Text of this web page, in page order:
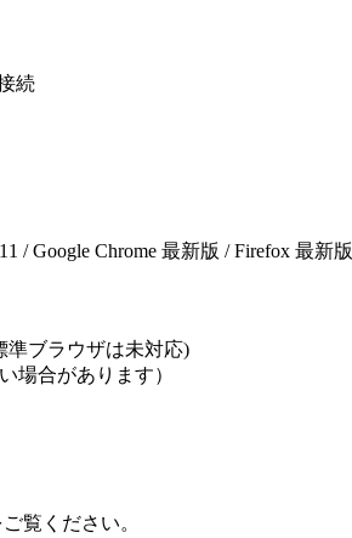
続
/ Google Chrome 最新版 / Firefox 最新版
準ブラウザは未対応)
場合があります）
覧ください。